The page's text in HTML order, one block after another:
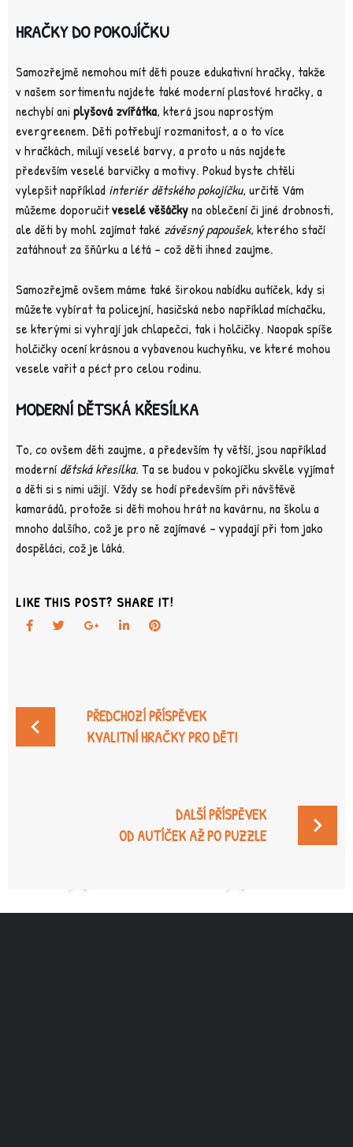
HRAČKY DO POKOJÍČKU
Samozřejmě nemohou mít děti pouze edukativní hračky, takže
v našem sortimentu najdete také moderní plastové hračky, a
nechybí ani plyšová zvířátka, která jsou naprostým
evergreenem. Děti potřebují rozmanitost, a o to více
v hračkách, milují veselé barvy, a proto u nás najdete
především veselé barvičky a motivy. Pokud byste chtěli
vylepšit například interiér dětského pokojíčku, určitě Vám
můžeme doporučitveselé věšáčkyna oblečení či jiné drobnosti,
ale děti by mohl zajímat také závěsný papoušek, kterého stačí
zatáhnout za šňůrku a létá – což děti ihned zaujme.
Samozřejmě ovšem máme také širokou nabídku autíček, kdy si
můžete vybírat ta policejní, hasičská nebo například míchačku,
se kterými si vyhrají jak chlapečci, tak i holčičky. Naopak spíše
holčičky ocení krásnou a vybavenou kuchyňku, ve které mohou
vesele vařit a péct pro celou rodinu.
MODERNÍ DĚTSKÁ KŘESÍLKA
To, co ovšem děti zaujme, a především ty větší, jsou například
moderní dětská křesílka. Ta se budou v pokojíčku skvěle vyjímat
a děti si s nimi užijí. Vždy se hodí především při návštěvě
kamarádů, protože si děti mohou hrát na kavárnu, na školu a
mnoho dalšího, což je pro ně zajímavé – vypadají při tom jako
dospěláci, což je láká.
LIKE THIS POST? SHARE IT!
PRO
PŘÍSPĚVEK
PŘEDCHOZÍ PŘÍSPĚVEK
KVALITNÍ HRAČKY PRO DĚTI
DALŠÍ PŘÍSPĚVEK
OD AUTÍČEK AŽ PO PUZZLE